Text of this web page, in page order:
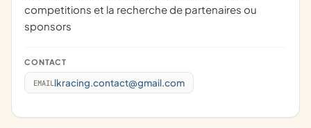
competitions et la recherche de partenaires ou
sponsors
CONTACT
EMAIL lkracing.contact@gmail.com